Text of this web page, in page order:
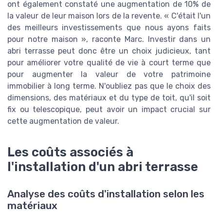
ont également constaté une augmentation de 10% de
la valeur de leur maison lors de la revente. « C'était l'un
des meilleurs investissements que nous ayons faits
pour notre maison », raconte Marc. Investir dans un
abri terrasse peut donc être un choix judicieux, tant
pour améliorer votre qualité de vie à court terme que
pour augmenter la valeur de votre patrimoine
immobilier à long terme. N'oubliez pas que le choix des
dimensions, des matériaux et du type de toit, qu'il soit
fix ou telescopique, peut avoir un impact crucial sur
cette augmentation de valeur.
Les coûts associés à
l'installation d'un abri terrasse
Analyse des coûts d'installation selon les
matériaux